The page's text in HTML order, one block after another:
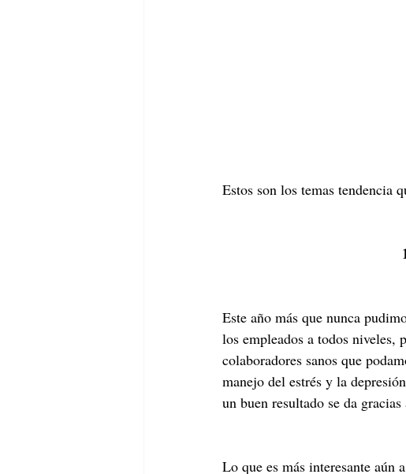
Estos son los temas tendencia
Este año más que nunca
los empleados a todos
colaboradores sanos que
manejo del estrés y la
un buen resultado se da
Lo que es más interesante aún